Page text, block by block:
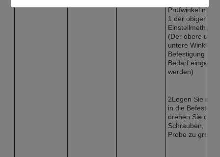
Prüfwinkel nach
1 der obigen
Einstellmethode
(Der obere und
untere Winkel
Befestigung
Bedarf
werden)
2Legen Sie die
in die
drehen Sie die
Schrauben, um
Probe zu